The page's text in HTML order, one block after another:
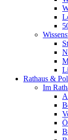
Rathaus &
Im